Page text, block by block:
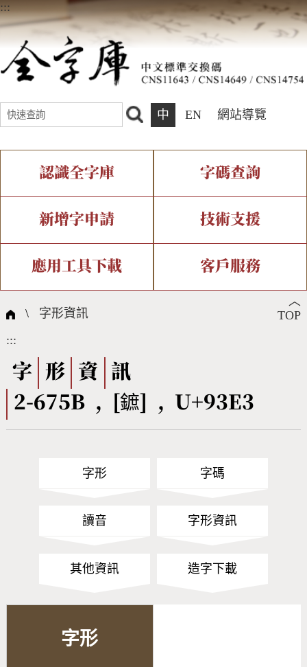
:::
中 EN 網站導覽
認識全字庫
全字庫介紹 全字庫現況
中文碼介紹 專有名詞介紹
國際字碼相關組織
字碼查詢
IDS查詢 部件查詢
複合查詢 注音查詢
筆畫查詢
筆順序查詢
CNS查詢 Unicode查詢
新增字申請
新字申請處理流程
技術支援
字形即時顯示 造字解決方案
全字庫授權 轉碼Web Service
應用工具下載
個人電腦造字處理工具
字形下載
客戶服務
問題集
熱門查詢統計
︿
TOP
\ 字形資訊
:::
字 形 資
訊
2-675B , [鏣] , U+93E3
字形 字碼
讀音 字形資訊
其他資訊 造字下載
字形